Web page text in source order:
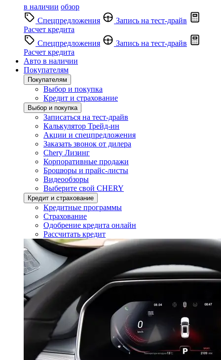
в наличии обзор
Спецпредложения
Запись на тест-драйв
Расчет кредита
Спецпредложения
Запись на тест-драйв
Расчет кредита
Авто в наличии
Покупателям
Покупателям
Выбор и покупка
Кредит и страхование
Выбор и покупка
Записаться на тест-драйв
Калькулятор Трейд-ин
Акции и спецпредложения
Заказать звонок от дилера
Chery Лизинг
Корпоративные продажи
Брошюры и прайс-листы
Видеообзоры
Выберите свой CHERY
Кредит и страхование
Кредитные программы
Страхование
Одобрение кредита онлайн
Рассчитать кредит